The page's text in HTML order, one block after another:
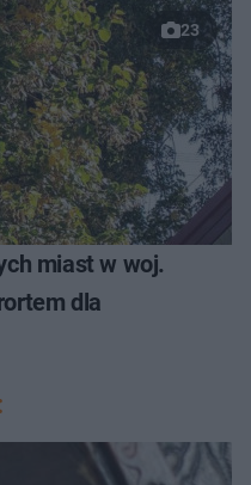
23
miast w woj.
dla